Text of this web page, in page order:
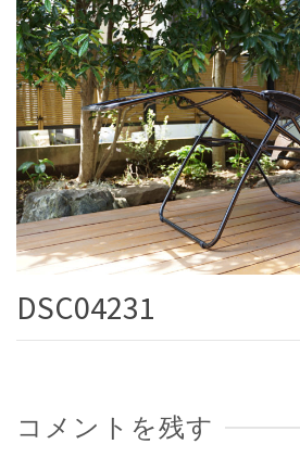
DSC04231
コメントを残す